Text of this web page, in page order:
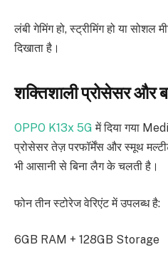
लंबी गेमिंग हो, स्ट्रीमिंग हो या सोशल
दिखाता है।
शक्तिशाली प्रोसेसर और
OPPO K13x 5G में दिया गया
प्रोसेसर तेज़ परफॉर्मेंस और स्मूथ
भी आसानी से बिना लैग के चलती है।
फोन तीन स्टोरेज वेरिएंट में उपलब्ध है:
6GB RAM + 128GB Storage